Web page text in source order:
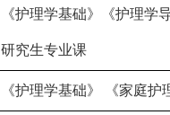
《护理学基础》《护理学
研究生专业课
《护理学基础》 《家庭护